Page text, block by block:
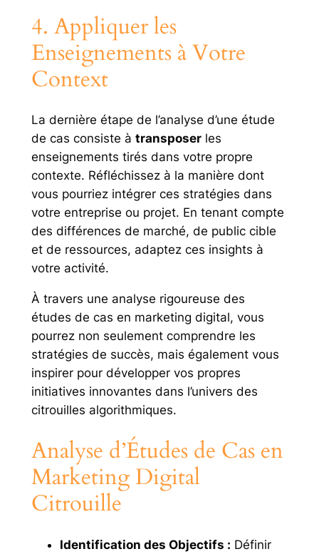
4. Appliquer les
Enseignements à Votre
Context
La dernière étape de l’analyse d’une étude
de cas consiste à transposerles
enseignements tirés dans votre propre
contexte. Réfléchissez à la manière dont
vous pourriez intégrer ces stratégies dans
votre entreprise ou projet. En tenant compte
des différences de marché, de public cible
et de ressources, adaptez ces insights à
votre activité.
À travers une analyse rigoureuse des
études de cas en marketing digital, vous
pourrez non seulement comprendre les
stratégies de succès, mais également vous
inspirer pour développer vos propres
initiatives innovantes dans l’univers des
citrouilles algorithmiques.
Analyse d’Études de Cas en
Marketing Digital
Citrouille
Identification des Objectifs : Définir